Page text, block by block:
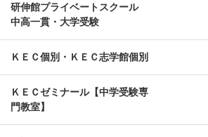
研伸館プライベートスクール
中高一貫・大学受験
ＫＥＣ個別・ＫＥＣ志学館個別
ＫＥＣゼミナール【中学受験専
門教室】